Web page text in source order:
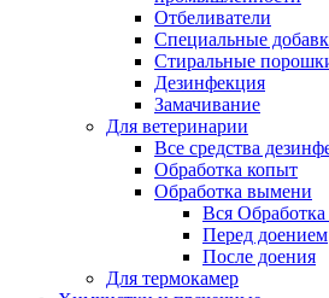
Отбеливатели
Специальные
Стиральные
Дезинфекция
Замачивание
Для ветеринарии
Все средства
Обработка копыт
Обработка вымени
Вся
Перед доением
После доения
Для термокамер